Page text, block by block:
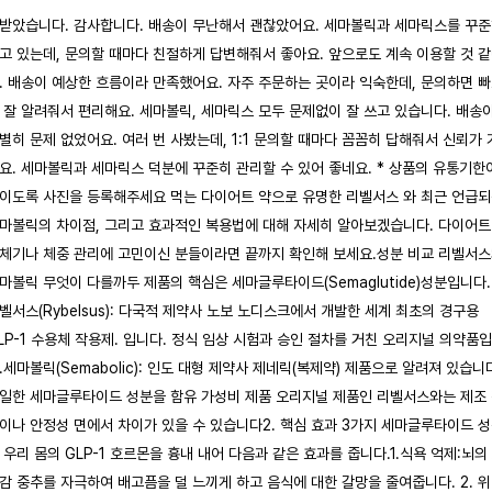
았습니다. 감사합니다. 배송이 무난해서 괜찮았어요. 세마볼릭과 세마릭스를 꾸준
있는데, 문의할 때마다 친절하게 답변해줘서 좋아요. 앞으로도 계속 이용할 것
배송이 예상한 흐름이라 만족했어요. 자주 주문하는 곳이라 익숙한데, 문의하면
알려줘서 편리해요. 세마볼릭, 세마릭스 모두 문제없이 잘 쓰고 있습니다. 배송이
히 문제 없었어요. 여러 번 사봤는데, 1:1 문의할 때마다 꼼꼼히 답해줘서 신뢰가
. 세마볼릭과 세마릭스 덕분에 꾸준히 관리할 수 있어 좋네요. * 상품의 유통기한이
도록 사진을 등록해주세요 먹는 다이어트 약으로 유명한 리벨서스 와 최근 언급
볼릭의 차이점, 그리고 효과적인 복용법에 대해 자세히 알아보겠습니다. 다이어트
기나 체중 관리에 고민이신 분들이라면 끝까지 확인해 보세요. ​ 성분 비교 리벨서
볼릭 무엇이 다를까 ​ 두 제품의 핵심은 세마글루타이드 ​ (Semaglutide)성분입니다.
서스(Rybelsus): 다국적 제약사 노보 노디스크에서 개발한 세계 최초의 경구용
1 수용체 작용제. 입니다. 정식 임상 시험과 승인 절차를 거친 오리지널 의약품입
세마볼릭(Semabolic): 인도 대형 제약사 제네릭(복제약) 제품으로 알려져 있습니
한 세마글루타이드 성분을 함유 가성비 제품 오리지널 제품인 리벨서스와는 제조
나 안정성 면에서 차이가 있을 수 있습니다 ​ 2. 핵심 효과 3가지 세마글루타이드
우리 몸의 GLP-1 호르몬을 흉내 내어 다음과 같은 효과를 줍니다. ​ 1.식욕 억제:뇌의
중추를 자극하여 배고픔을 덜 느끼게 하고 음식에 대한 갈망을 줄여줍니다. 2. 위